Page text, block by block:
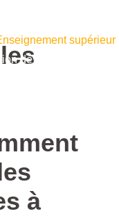
supérieur
dévoilées, comment
à suivre ?
à